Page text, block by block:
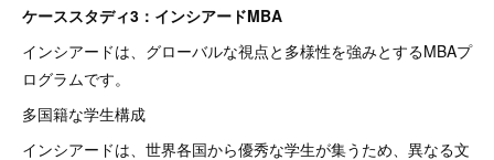
ケーススタディ3：インシアードMBA
インシアードは、グローバルな視点と多様性を強みとするMBAプ
ログラムです。
多国籍な学生構成
インシアードは、世界各国から優秀な学生が集うため、異なる文